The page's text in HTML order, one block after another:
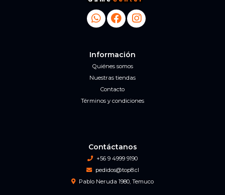
Información
Quiénes somos
Nuestras tiendas
Contacto
Términos y condiciones
Contáctanos
+56 9 4999 9190
pedidos@top8.cl
Pablo Neruda 1980, Temuco